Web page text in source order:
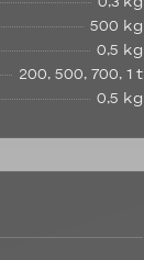
500 kg
0,5 kg
200, 500, 700, 1 t
0,5 kg